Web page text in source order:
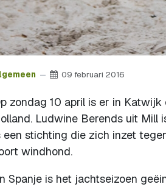
09 februari 2016
zondag 10 april is er in
Ludwine Berends uit Mill
een stichting die zich inzet
windhond.
Spanje is het jachtseizoen